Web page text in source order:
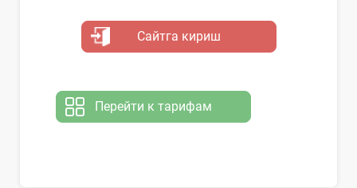
Сайтга кириш
Перейти к тарифам